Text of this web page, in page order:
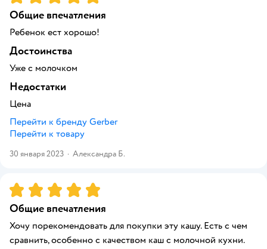
Общие впечатления
Ребенок ест хорошо!
Достоинства
Уже с молочком
Недостатки
Цена
Перейти к бренду Gerber
Перейти к товару
30 января 2023 · Александра Б.
Рейтинг:5
Общие впечатления
Хочу порекомендовать для покупки эту кашу. Есть с чем
сравнить, особенно с качеством каш с молочной кухни.